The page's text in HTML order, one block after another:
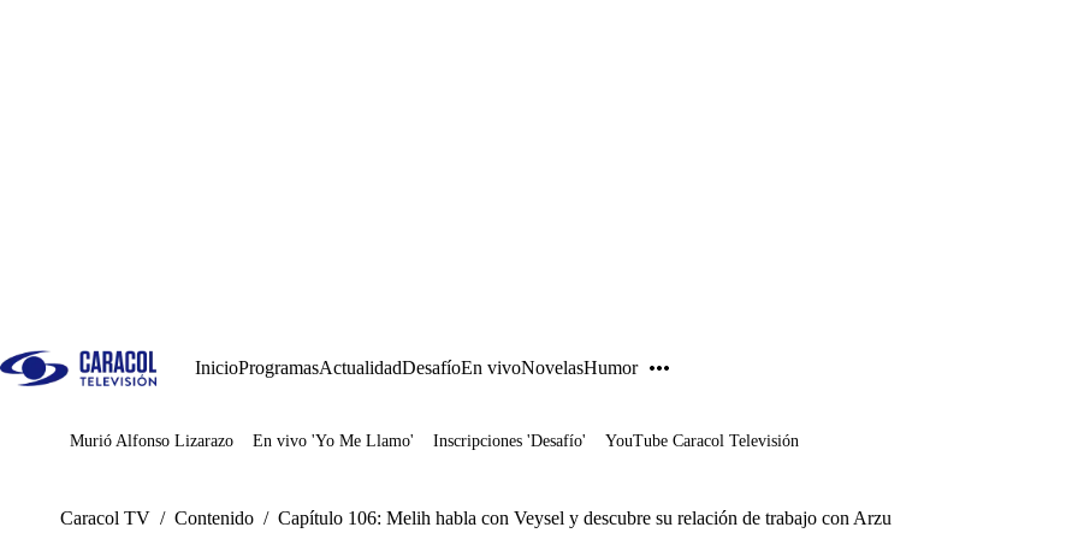
InicioProgramasActualidadDesafíoEn vivoNovelasHumor
Juegos
Murió Alfonso Lizarazo En vivo 'Yo Me Llamo' Inscripciones 'Desafío' YouTube Caracol Televisión
Caracol TV / Contenido / Capítulo 106: Melih habla con Veysel y descubre su relación de trabajo con Arzu